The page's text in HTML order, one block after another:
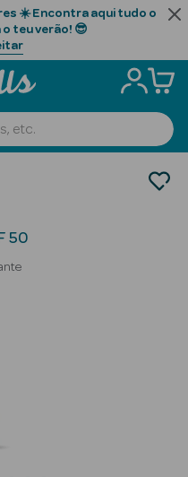
☀️ Encontra aqui tudo o
teu verão! 😎
50